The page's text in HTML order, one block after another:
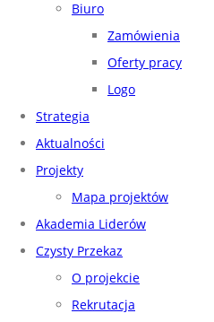
Biuro
Zamówienia
Oferty pracy
Logo
Strategia
Aktualności
Projekty
Mapa projektów
Akademia Liderów
Czysty Przekaz
O projekcie
Rekrutacja